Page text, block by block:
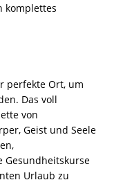
komplettes
perfekte Ort, um
Das voll
von
Geist und Seele
Gesundheitskurse
Urlaub zu